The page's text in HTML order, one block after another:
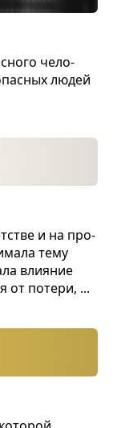
чело­
людей
и на про­
тему
вли­я­ние
от потери, ...